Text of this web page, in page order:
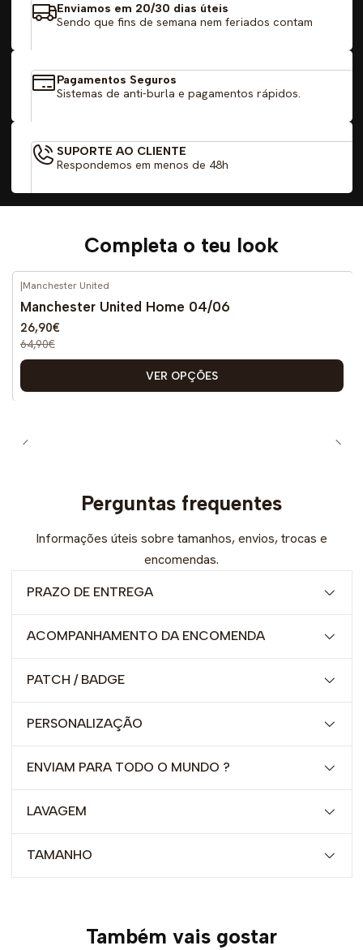
Enviamos em 20/30 dias úteis
Sendo que fins de semana nem feriados contam
Pagamentos Seguros
Sistemas de anti-burla e pagamentos rápidos.
SUPORTE AO CLIENTE
Respondemos em menos de 48h
Completa o teu look
-59% DESCONTO
|Manchester United
Manchester United Home 04/06
26,90€
64,90€
VER OPÇÕES
Perguntas frequentes
Informações úteis sobre tamanhos, envios, trocas e
encomendas.
PRAZO DE ENTREGA
ACOMPANHAMENTO DA ENCOMENDA
PATCH / BADGE
PERSONALIZAÇÃO
ENVIAM PARA TODO O MUNDO ?
LAVAGEM
TAMANHO
Também vais gostar